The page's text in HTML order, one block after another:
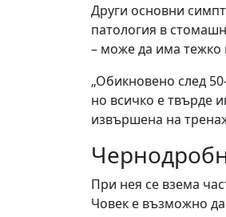
Други основни
патология в
– може да има тежко
„Обикновено след
но всичко е твърде
извършена на
При нея се взема
Човек е възможно